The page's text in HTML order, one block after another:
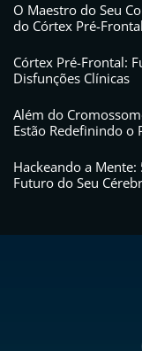
O Maestro do Seu
do Córtex Pré-
Córtex Pré-Frontal:
Disfunções Clínicas
Além do
Estão Redefinindo o
Hackeando a
Futuro do Seu